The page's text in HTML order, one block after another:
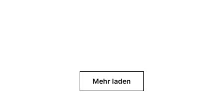
Mehr laden